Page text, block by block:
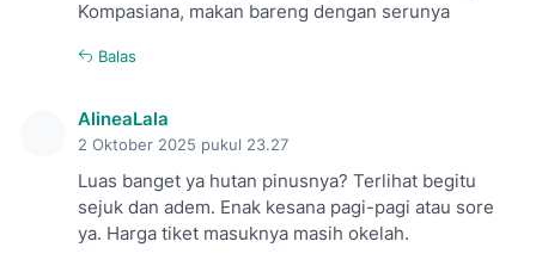
Kompasiana, makan bareng dengan serunya
Balas
AlineaLala
2 Oktober 2025 pukul 23.27
Luas banget ya hutan pinusnya? Terlihat begitu
sejuk dan adem. Enak kesana pagi-pagi atau sore
ya. Harga tiket masuknya masih okelah.